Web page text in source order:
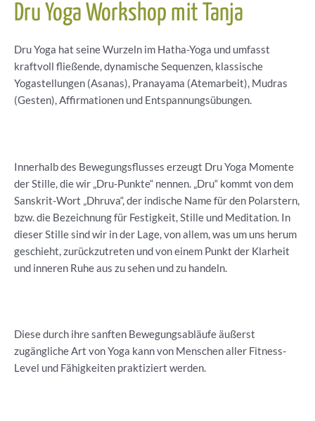
Dru Yoga Workshop mit Tanja
Dru Yoga hat seine Wurzeln im Hatha-Yoga und umfasst
kraftvoll fließende, dynamische Sequenzen, klassische
Yogastellungen (Asanas), Pranayama (Atemarbeit), Mudras
(Gesten), Affirmationen und Entspannungsübungen.
Innerhalb des Bewegungsflusses erzeugt Dru Yoga Momente
der Stille, die wir „Dru-Punkte“ nennen. „Dru“ kommt von dem
Sanskrit-Wort „Dhruva“, der indische Name für den Polarstern,
bzw. die Bezeichnung für Festigkeit, Stille und Meditation. In
dieser Stille sind wir in der Lage, von allem, was um uns herum
geschieht, zurückzutreten und von einem Punkt der Klarheit
und inneren Ruhe aus zu sehen und zu handeln.
Diese durch ihre sanften Bewegungsabläufe äußerst
zugängliche Art von Yoga kann von Menschen aller Fitness-
Level und Fähigkeiten praktiziert werden.